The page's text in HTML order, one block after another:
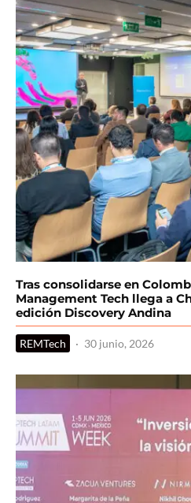
Tras consolidarse en
Management Tech llega a
edición Discovery Andina
REMTech · 30 junio, 2026